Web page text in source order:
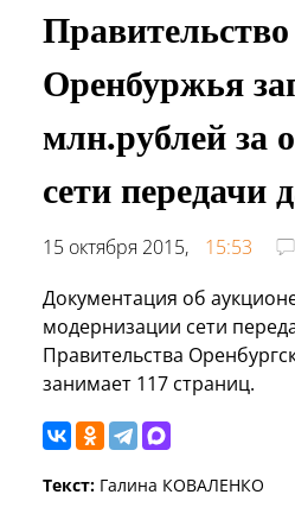
Правительство
Оренбуржья
млн.рублей за
сети передачи
15 октября 2015,
15:53
Документация об
модернизации сети
Правительства
занимает 117 страниц.
Текст: Галина КОВАЛЕНКО